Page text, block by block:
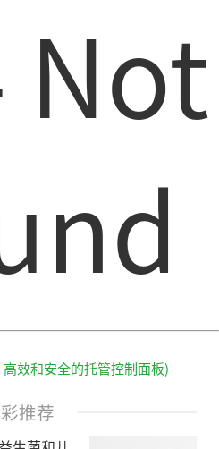
Not
效和安全的托管控制面板)
推荐